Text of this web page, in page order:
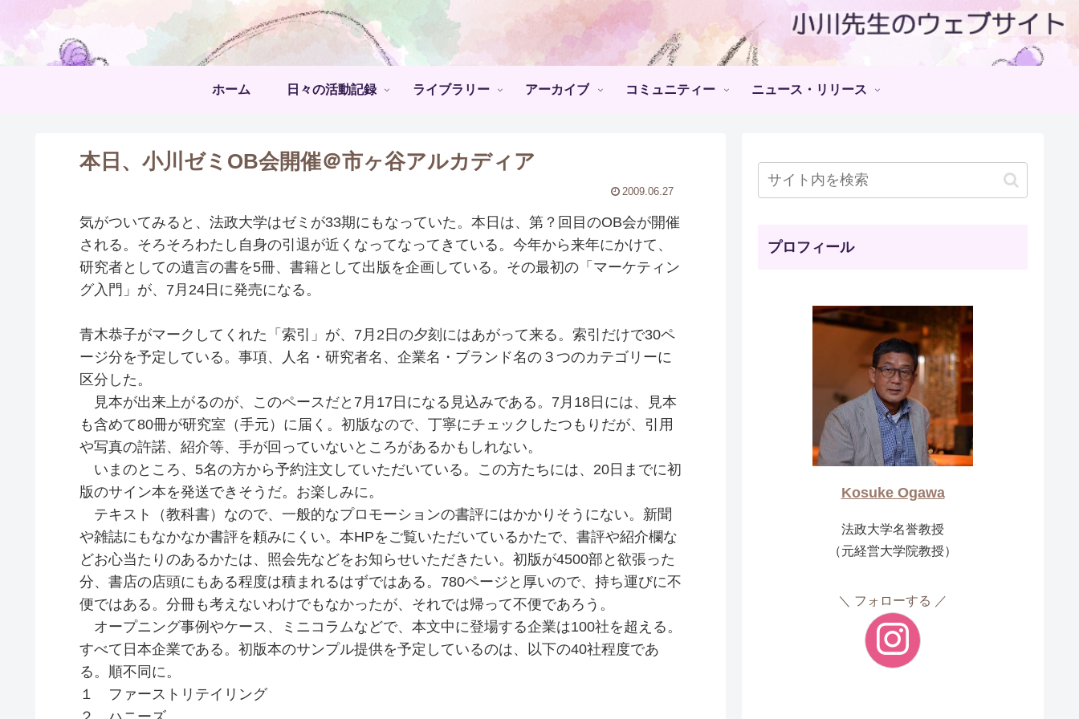
ホーム 日々の活動記録 ライブラリー アーカイブ コミュニティー ニュース・リリース
本日、小川ゼミOB会開催＠市ヶ谷アルカディア
2009.06.27
気がついてみると、法政大学はゼミが33期にもなっていた。本日は、第？回目のOB会が開催
される。そろそろわたし自身の引退が近くなってなってきている。今年から来年にかけて、
研究者としての遺言の書を5冊、書籍として出版を企画している。その最初の「マーケティン
グ入門」が、7月24日に発売になる。
青木恭子がマークしてくれた「索引」が、7月2日の夕刻にはあがって来る。索引だけで30ペ
ージ分を予定している。事項、人名・研究者名、企業名・ブランド名の３つのカテゴリーに
区分した。
見本が出来上がるのが、このペースだと7月17日になる見込みである。7月18日には、見本
も含めて80冊が研究室（手元）に届く。初版なので、丁寧にチェックしたつもりだが、引用
や写真の許諾、紹介等、手が回っていないところがあるかもしれない。
いまのところ、5名の方から予約注文していただいている。この方たちには、20日までに初
版のサイン本を発送できそうだ。お楽しみに。
テキスト（教科書）なので、一般的なプロモーションの書評にはかかりそうにない。新聞
や雑誌にもなかなか書評を頼みにくい。本HPをご覧いただいているかたで、書評や紹介欄な
どお心当たりのあるかたは、照会先などをお知らせいただきたい。初版が4500部と欲張った
分、書店の店頭にもある程度は積まれるはずではある。780ページと厚いので、持ち運びに不
便ではある。分冊も考えないわけでもなかったが、それでは帰って不便であろう。
オープニング事例やケース、ミニコラムなどで、本文中に登場する企業は100社を超える。
すべて日本企業である。初版本のサンプル提供を予定しているのは、以下の40社程度であ
る。順不同に。
１ ファーストリテイリング
プロフィール
Kosuke Ogawa
法政大学名誉教授
（元経営大学院教授）
フォローする